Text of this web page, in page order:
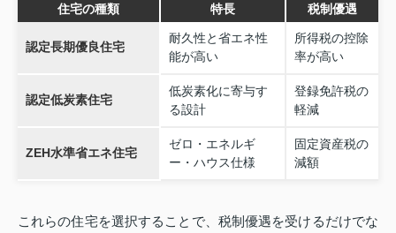
住宅の種類 特長 税制優遇
認定長期優良住宅
耐久性と省エネ性
能が高い
所得税の控除
率が高い
認定低炭素住宅
低炭素化に寄与す
る設計
登録免許税の
軽減
ZEH水準省エネ住宅
ゼロ・エネルギ
ー・ハウス仕様
固定資産税の
減額
これらの住宅を選択することで、税制優遇を受けるだけでな